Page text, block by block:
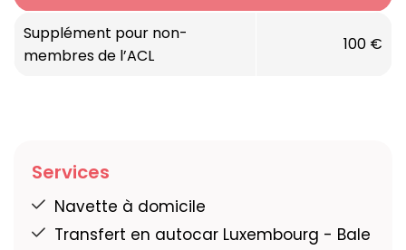
Capacité de passagers :
Equipement du bateau : restaurant, salon
avec bar, pont soleil avec chaises longues,
Supplément pour non-
membres de l’ACL
100 €
Services
Navette à domicile
Transfert en autocar Luxembourg - Bale